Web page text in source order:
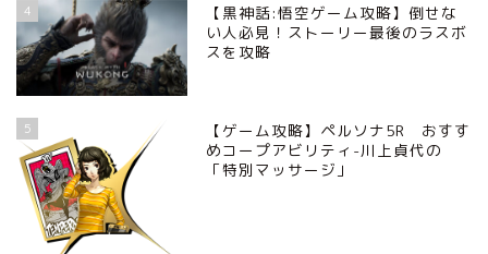
4
【黒神話:悟空ゲーム攻略】倒せな
い人必見！ストーリー最後のラスボ
スを攻略
5
【ゲーム攻略】ペルソナ5R おすす
めコープアビリティ-川上貞代の
「特別マッサージ」